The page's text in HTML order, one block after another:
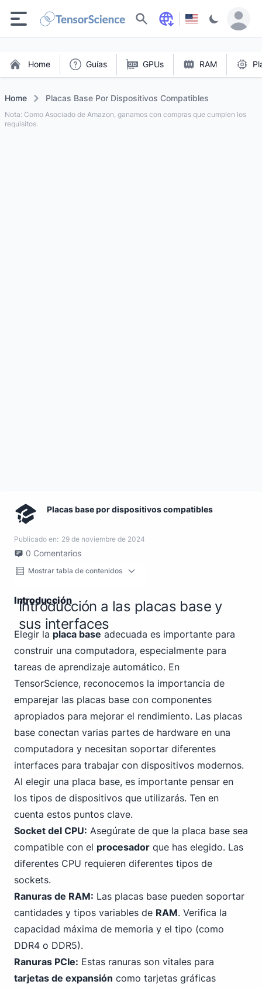
Buscar
Home Guías GPUs RAM
Home Placas Base Por Dispositivos Compatibles
Nota: Como Asociado de Amazon, ganamos con compras que cumplen los
requisitos.
Placas base por dispositivos compatibles
Publicado en: 29 de noviembre de 2024
0 Comentarios
Mostrar tabla de contenidos
Introducción
Introducción a las placas base y
sus interfaces
Elegir la placa base adecuada es importante para
construir una computadora, especialmente para
tareas de aprendizaje automático. En
TensorScience, reconocemos la importancia de
emparejar las placas base con componentes
apropiados para mejorar el rendimiento. Las placas
base conectan varias partes de hardware en una
computadora y necesitan soportar diferentes
interfaces para trabajar con dispositivos modernos.
Al elegir una placa base, es importante pensar en
los tipos de dispositivos que utilizarás. Ten en
cuenta estos puntos clave.
Socket del CPU: Asegúrate de que la placa base sea
compatible con el procesador que has elegido. Las
diferentes CPU requieren diferentes tipos de
sockets.
Ranuras de RAM: Las placas base pueden soportar
cantidades y tipos variables de RAM. Verifica la
capacidad máxima de memoria y el tipo (como
DDR4 o DDR5).
Ranuras PCIe: Estas ranuras son vitales para
tarjetas de expansión como tarjetas gráficas